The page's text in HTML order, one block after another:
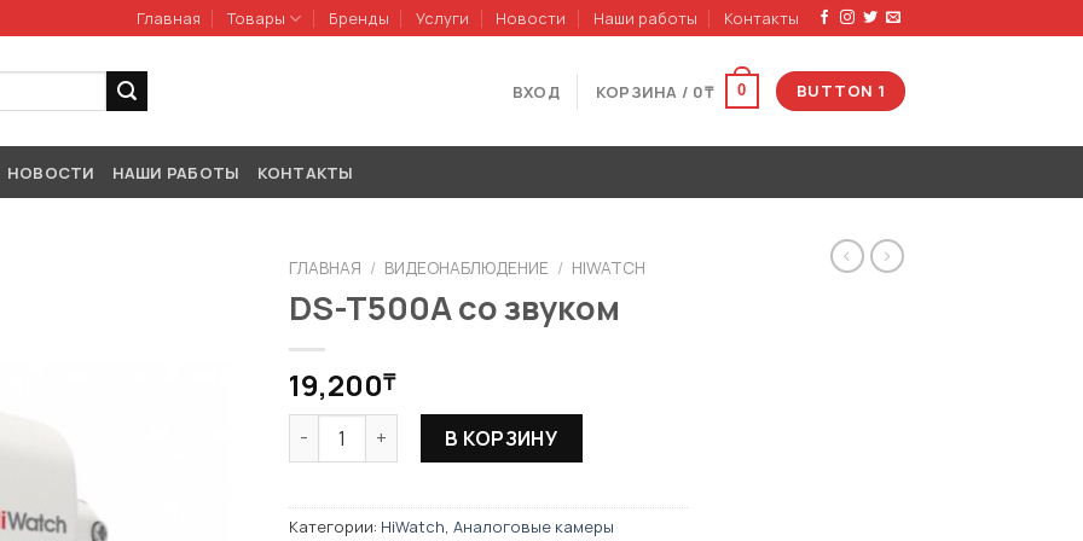
Главная Товары Бренды Услуги Новости Наши работы Контакты
ВХОД КОРЗИНА / 0₸ 0 BUTTON 1
НОВОСТИ НАШИ РАБОТЫ КОНТАКТЫ
ГЛАВНАЯ / ВИДЕОНАБЛЮДЕНИЕ / HIWATCH
DS-T500A со звуком
19,200₸
Количество товара DS-T500A со звуком
В КОРЗИНУ
Категории: HiWatch, Аналоговые камеры